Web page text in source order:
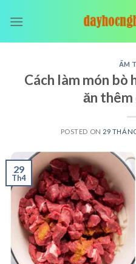
ẨM
Cách làm món bò
ăn thêm
POSTED ON 29
29
Th4